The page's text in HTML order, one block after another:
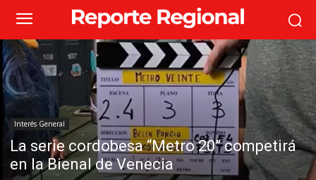
Interés General
La serie cordobesa “Metro 20” competirá
en la Bienal de Venecia